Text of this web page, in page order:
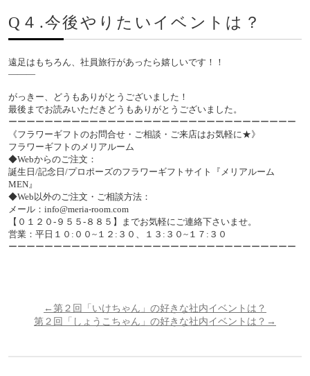
Q４.今後やりたいイベントは？
遠足はもちろん、社員旅行があったら嬉しいです！！
―――
がっきー、どうもありがとうございました！
最後までお読みいただきどうもありがとうございました。
ーーーーーーーーーーーーーーーーーーーーーーーーーーーーーーーー
《フラワーギフトのお問合せ・ご相談・ご来店はお気軽に★》
フラワーギフトのメリアルーム
◆Webからのご注文：
誕生日/記念日/プロポーズのフラワーギフトサイト『メリアルーム
MEN』
◆Web以外のご注文・ご相談方法：
メール：info@meria-room.com
【０１２０-９５５-８８５】までお気軽にご連絡下さいませ。
営業：平日１０:００~１２:３０、１３:３０~１７:３０
ーーーーーーーーーーーーーーーーーーーーーーーーーーーーーーーー
←第２回「いけちゃん」の好きな社内イベントは？
第２回「しょうこちゃん」の好きな社内イベントは？→